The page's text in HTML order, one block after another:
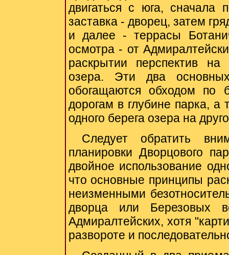
двигаться с юга, сначала
заставка - дворец, затем
и далее - террасы
осмотра - от
раскрытии перспектив на
озера. Эти два
обогащаются обходом
дорогам в глубине парка, а
одного берега озера на
Следует обратить
планировки Дворцового
двойное использование
что основные принципы
неизменными
дворца или Березовых
Адмиралтейских, хотя
развороте и